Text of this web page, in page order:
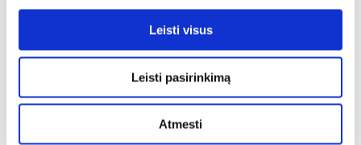
Leisti visus
Leisti pasirinkimą
Atmesti